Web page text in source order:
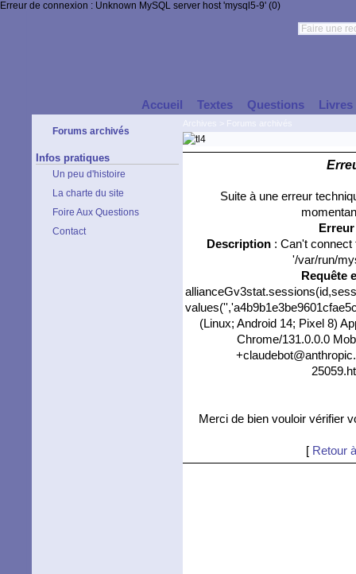
Erreur de connexion : Unknown MySQL server host 'mysql5-9' (0)
Accueil Textes Questions Livres
Forums archivés
Infos pratiques
Un peu d'histoire
La charte du site
Foire Aux Questions
Contact
Suite à une erreur
Description: Can't connect
'/var/run/
Requête
(Linux; Android 14; Pixel 8)
Chrome/131.0.0.0
Merci de bien vouloir vérifier
[ Retour